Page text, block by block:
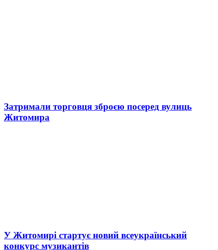
Затримали торговця зброєю посеред вулиць
Житомира
У Житомирі стартує новий всеукраїнський
конкурс музикантів